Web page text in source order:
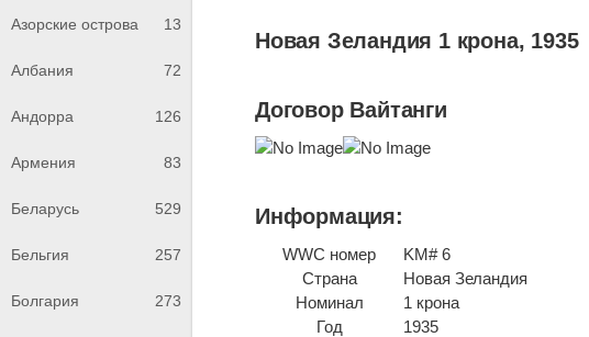
Азорские острова 13
Албания 72
Андорра 126
Армения 83
Беларусь 529
Бельгия 257
Болгария 273
Новая Зеландия 1 крона, 1935
Договор Вайтанги
Информация:
WWC номер
KM# 6
Страна
Новая Зеландия
Номинал
1 крона
Год
1935